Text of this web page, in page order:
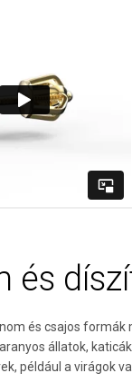
és
és csajos formák
állatok,
például a virágok